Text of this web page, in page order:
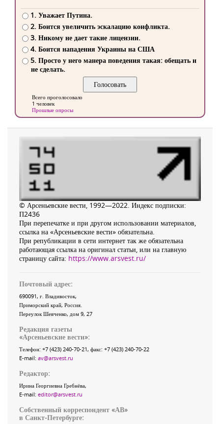
1. Уважает Путина.
2. Боится увеличить эскалацию конфликта.
3. Никому не дает такие лицензии.
4. Боится нападения Украины на США
5. Просто у него манера поведения такая: обещать и
не сделать.
Всего проголосовало
1 человек
Прошлые опросы
© Арсеньевские вести, 1992—2022. Индекс подписки:
П2436
При перепечатке и при другом использовании материалов,
ссылка на «Арсеньевские вести» обязательна.
При републикации в сети интернет так же обязательна
работающая ссылка на оригинал статьи, или на главную
страницу сайта: https://www.arsvest.ru/
Почтовый адрес:
690091, г. Владивосток,
Приморский край, Россия
Переулок Шевченко, дом 9, 27
Редакция газеты
«Арсеньевские вести»:
Телефон: +7 (423) 240-70-21, факс: +7 (423) 240-70-22
E-mail: av@arsvest.ru
Редактор:
Ирина Георгиевна Гребнёва,
E-mail: editor@arsvest.ru
Собственный корреспондент «АВ»
в Санкт-Петербурге: